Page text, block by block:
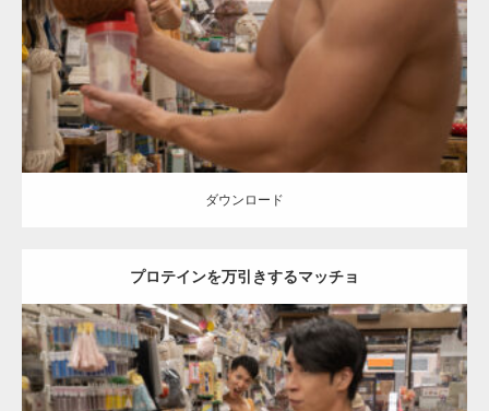
チョ) SOSUKE 肩 方南町（東京）
ダウンロード
ダウンロード
プロテインを万引きするマッチョ
Update:2024.06.21